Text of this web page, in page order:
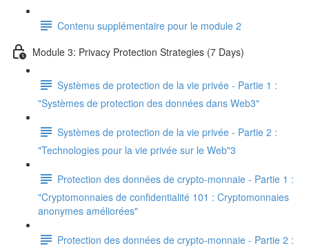
Contenu supplémentaire pour le module 2
Module 3: Privacy Protection Strategies (7 Days)
Systèmes de protection de la vie privée - Partie 1 :
"Systèmes de protection des données dans Web3"
Systèmes de protection de la vie privée - Partie 2 :
"Technologies pour la vie privée sur le Web"3
Protection des données de crypto-monnaie - Partie 1 :
"Cryptomonnaies de confidentialité 101 : Cryptomonnaies
anonymes améliorées"
Protection des données de crypto-monnaie - Partie 2 :